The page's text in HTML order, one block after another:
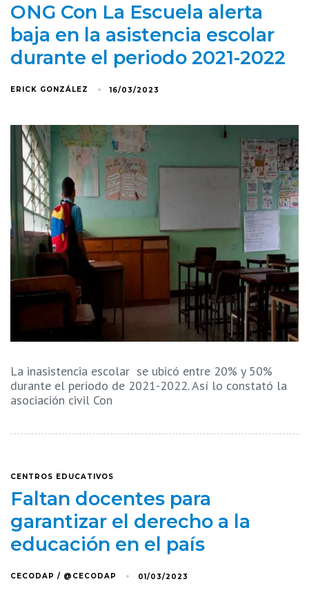
ONG Con La Escuela alerta
baja en la asistencia escolar
durante el periodo 2021-2022
ERICK GONZÁLEZ 16/03/2023
La inasistencia escolar se ubicó entre 20% y 50%
durante el periodo de 2021-2022. Así lo constató la
asociación civil Con
CENTROS EDUCATIVOS
Faltan docentes para
garantizar el derecho a la
educación en el país
CECODAP / @CECODAP 01/03/2023